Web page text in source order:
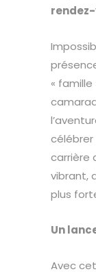
« famille
carrière
vibrant,
plus
Un
Avec